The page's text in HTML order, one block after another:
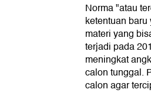
Norma "atau
ketentuan
materi yang
terjadi pada
meningkat
calon tunggal.
calon agar